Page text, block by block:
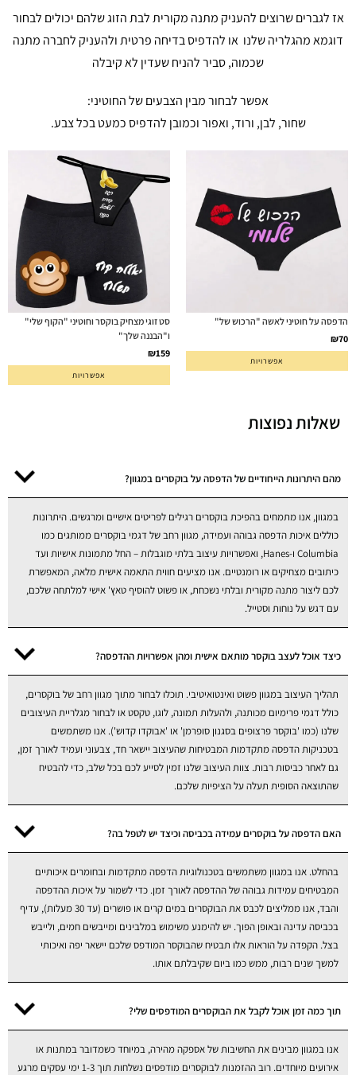
אז לגברים שרוצים להעניק מתנה מקורית לבת הזוג שלהם יכולים לבחור
דוגמא מהגלריה שלנו או להדפיס בדיחה פרטית ולהעניק לחברה מתנה
שכמוה, סביר להניח שעדין לא קיבלה
אפשר לבחור מבין הצבעים של החוטיני:
שחור, לבן, ורוד, ואפור וכמובן להדפיס כמעט בכל צבע.
הדפסה על חוטיני לאשה "הרכוש של"
₪70
אפשרויות
סט זוגי מצחיק בוקסר וחוטיני "הקוף שלי"
ו"הבננה שלך"
₪159
אפשרויות
שאלות נפוצות
מהם היתרונות הייחודיים של הדפסה על בוקסרים במגוון?
במגוון, אנו מתמחים בהפיכת בוקסרים רגילים לפריטים אישיים ומרגשים. היתרונות
כוללים איכות הדפסה גבוהה ועמידה, מגוון רחב של דגמי בוקסרים ממותגים כמו
Columbia ו-Hanes, ואפשרויות עיצוב בלתי מוגבלות – החל מתמונות אישיות ועד
כיתובים מצחיקים או רומנטיים. אנו מציעים חווית התאמה אישית מלאה, המאפשרת
לכם ליצור מתנה מקורית ובלתי נשכחת, או פשוט להוסיף טאץ' אישי למלתחה שלכם,
עם דגש על נוחות וסטייל.
כיצד אוכל לעצב בוקסר מותאם אישית ומהן אפשרויות ההדפסה?
תהליך העיצוב במגוון פשוט ואינטואיטיבי. תוכלו לבחור מתוך מגוון רחב של בוקסרים,
כולל דגמי פרימיום מכותנה, ולהעלות תמונה, לוגו, טקסט או לבחור מגלריית העיצובים
שלנו (כמו 'בוקסר פרצופים בסגנון סופרמן' או 'אבוקדו קדוש'). אנו משתמשים
בטכניקות הדפסה מתקדמות המבטיחות שהעיצוב יישאר חד, צבעוני ועמיד לאורך זמן,
גם לאחר כביסות רבות. צוות העיצוב שלנו זמין לסייע לכם בכל שלב, כדי להבטיח
שהתוצאה הסופית תעלה על הציפיות שלכם.
האם הדפסה על בוקסרים עמידה בכביסה וכיצד יש לטפל בה?
בהחלט. אנו במגוון משתמשים בטכנולוגיות הדפסה מתקדמות ובחומרים איכותיים
המבטיחים עמידות גבוהה של ההדפסה לאורך זמן. כדי לשמור על איכות ההדפסה
והבד, אנו ממליצים לכבס את הבוקסרים במים קרים או פושרים (עד 30 מעלות), עדיף
בכביסה עדינה ובאופן הפוך. יש להימנע משימוש במלבינים ומייבשים חמים, ולייבש
בצל. הקפדה על הוראות אלו תבטיח שהבוקסר המודפס שלכם יישאר יפה ואיכותי
למשך שנים רבות, ממש כמו ביום שקיבלתם אותו.
תוך כמה זמן אוכל לקבל את הבוקסרים המודפסים שלי?
אנו במגוון מבינים את החשיבות של אספקה מהירה, במיוחד כשמדובר במתנות או
אירועים מיוחדים. רוב ההזמנות לבוקסרים מודפסים נשלחות תוך 1-3 ימי עסקים מרגע